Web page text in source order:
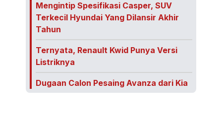
Mengintip Spesifikasi Casper, SUV
Terkecil Hyundai Yang Dilansir Akhir
Tahun
Ternyata, Renault Kwid Punya Versi
Listriknya
Dugaan Calon Pesaing Avanza dari Kia